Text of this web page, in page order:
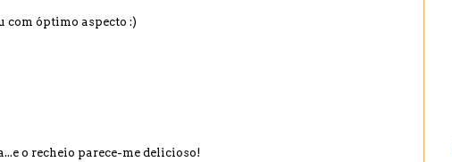
com óptimo aspecto :)
o recheio parece-me delicioso!